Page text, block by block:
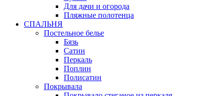
Для дачи и огорода
Пляжные полотенца
СПАЛЬНЯ
Постельное белье
Бязь
Сатин
Перкаль
Поплин
Полисатин
Покрывала